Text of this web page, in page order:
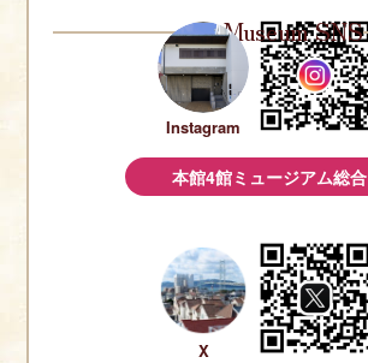
Museum SNS
Instagram
本館4館ミュージアム総合
X